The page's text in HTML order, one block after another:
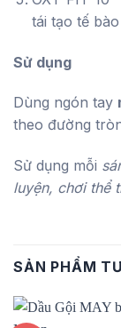
tái tạo tế bào
Sử dụng
Dùng ngón tay
theo đường
Sử dụng mỗi
luyện, chơi thể
SẢN PHẨM